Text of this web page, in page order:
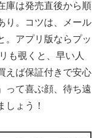
庫は発売直後から順
り。コツは、メール
。アプリ版ならプッ
も覗くと、早い人
えば保証付きで安心
って喜ぶ顔、待ち遠
しょう！